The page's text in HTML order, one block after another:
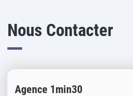
Nous Contacter
Agence 1min30